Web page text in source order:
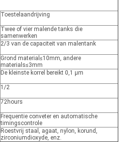
Toestelaandrijving
Twee of vier malende tanks die
samenwerken
2/3 van de capaciteit van malentank
Grond material≤10mm, andere
materials≤3mm
De kleinste korrel bereikt 0,1 μm
1/2
72hours
Frequentie conveter en automatische
timingscontrole
Roestvrij staal, agaat, nylon, korund,
zirconiumdioxyde, enz.